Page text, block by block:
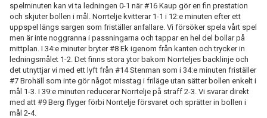
spelminuten kan vi ta ledningen 0-1 när #16 Kaup gör en fin prestation
och skjuter bollen i mål. Norrtelje kvitterar 1-1 i 12:e minuten efter ett
uppspel längs sargen som friställer anfallare. Vi försöker spela vårt spel
men är inte noggranna i passningarna och tappar en hel del bollar på
mittplan. I 34:e minuter bryter #8 Ek igenom från kanten och trycker in
ledningsmålet 1-2. Det finns stora ytor bakom Norrteljes backlinje och
det utnyttjar vi med ett lyft från #14 Stenman som i 34:e minuten friställer
#7 Brohäll som inte gör något misstag i friläge utan sätter bollen enkelt i
mål 1-3. I 39:e minuten reducerar Norrtelje på straff 2-3. Vi svarar direkt
med att #9 Berg flyger förbi Norrtelje försvaret och sprätter in bollen i
mål 2-4.